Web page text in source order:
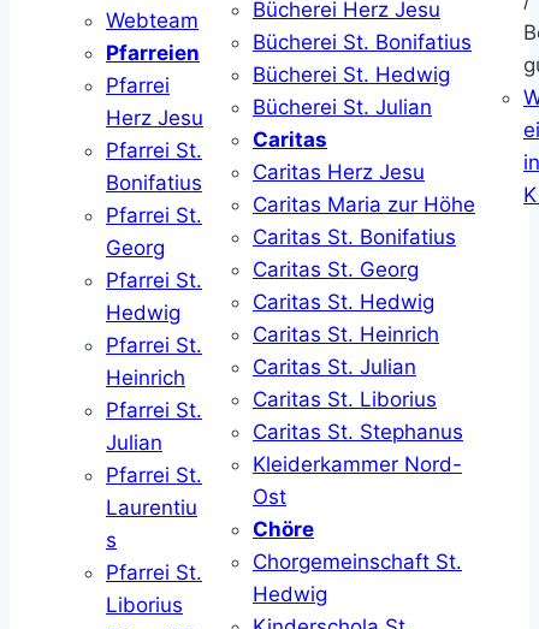
Webteam
Pfarreien
Pfarrei
Herz Jesu
Pfarrei St.
Bonifatius
Pfarrei St.
Georg
Pfarrei St.
Hedwig
Pfarrei St.
Heinrich
Pfarrei St.
Julian
Pfarrei St.
Laurentiu
s
Pfarrei St.
Liborius
Bücherei Herz Jesu
Bücherei St. Bonifatius
Bücherei St. Hedwig
Bücherei St. Julian
Caritas
Caritas Herz Jesu
Caritas Maria zur Höhe
Caritas St. Bonifatius
Caritas St. Georg
Caritas St. Hedwig
Caritas St. Heinrich
Caritas St. Julian
Caritas St. Liborius
Caritas St. Stephanus
Kleiderkammer Nord-
Ost
Chöre
Chorgemeinschaft St.
Hedwig